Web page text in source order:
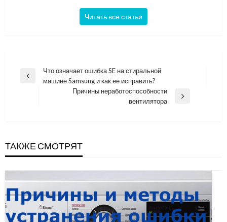
Читать все статьи
Навигация
Previous
Что означает ошибка SE на стиральной
машине Samsung и как ее исправить?
Причины неработоспособности
вентилятора
ТАКЖЕ СМОТРЯТ